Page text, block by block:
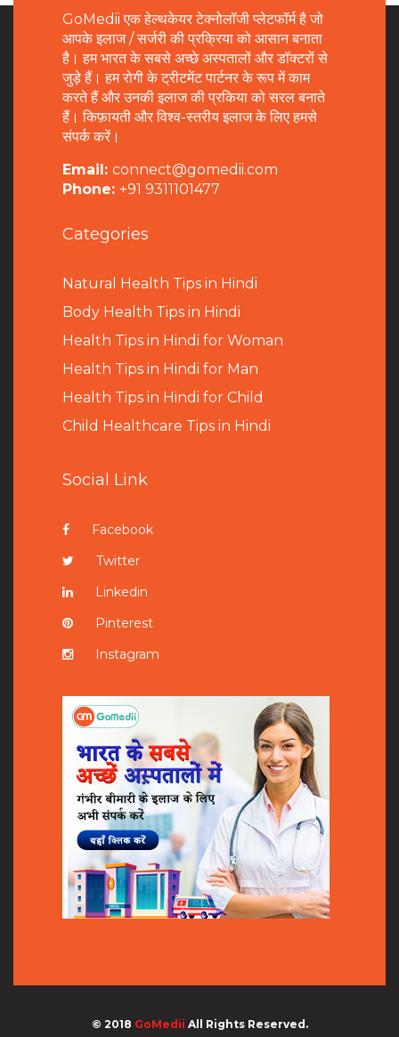
GoMedii एक हेल्थकेयर टेक्नोलॉजी प्लेटफॉर्म है जो
आपके इलाज / सर्जरी की प्रक्रिया को आसान बनाता
है। हम भारत के सबसे अच्छे अस्पतालों और डॉक्टरों से
जुड़े हैं। हम रोगी के ट्रीटमेंट पार्टनर के रूप में काम
करते हैं और उनकी इलाज की प्रकिया को सरल बनाते
हैं। किफ़ायती और विश्व-स्तरीय इलाज के लिए हमसे
संपर्क करें।
Email: connect@gomedii.com
Phone: +91 9311101477
Categories
Natural Health Tips in Hindi
Body Health Tips in Hindi
Health Tips in Hindi for Woman
Health Tips in Hindi for Man
Health Tips in Hindi for Child
Child Healthcare Tips in Hindi
Social Link
Facebook
Twitter
Linkedin
Pinterest
Instagram
© 2018 GoMedii All Rights Reserved.